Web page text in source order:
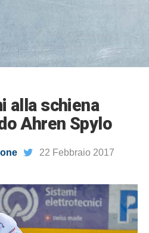
alla schiena
Ahren Spylo
22 Febbraio 2017